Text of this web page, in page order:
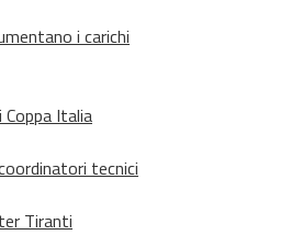
i carichi
Italia
tecnici
Tiranti